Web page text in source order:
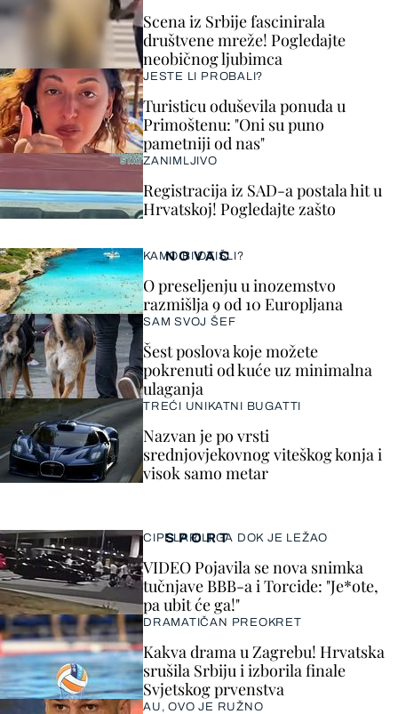
Scena iz Srbije fascinirala
društvene mreže! Pogledajte
neobičnog ljubimca
JESTE LI PROBALI?
Turisticu oduševila ponuda u
Primoštenu: "Oni su puno
pametniji od nas"
ZANIMLJIVO
Registracija iz SAD-a postala hit u
Hrvatskoj! Pogledajte zašto
SPORT
CIPELARILI GA DOK JE LEŽAO
VIDEO Pojavila se nova snimka
tučnjave BBB-a i Torcide: "Je*ote,
pa ubit će ga!"
DRAMATIČAN PREOKRET
Kakva drama u Zagrebu! Hrvatska
srušila Srbiju i izborila finale
Svjetskog prvenstva
AU, OVO JE RUŽNO
NOVAC
KAMO BI OTIŠLI?
O preseljenju u inozemstvo
razmišlja 9 od 10 Europljana
SAM SVOJ ŠEF
Šest poslova koje možete
pokrenuti od kuće uz minimalna
ulaganja
TREĆI UNIKATNI BUGATTI
Nazvan je po vrsti
srednjovjekovnog viteškog konja i
visok samo metar